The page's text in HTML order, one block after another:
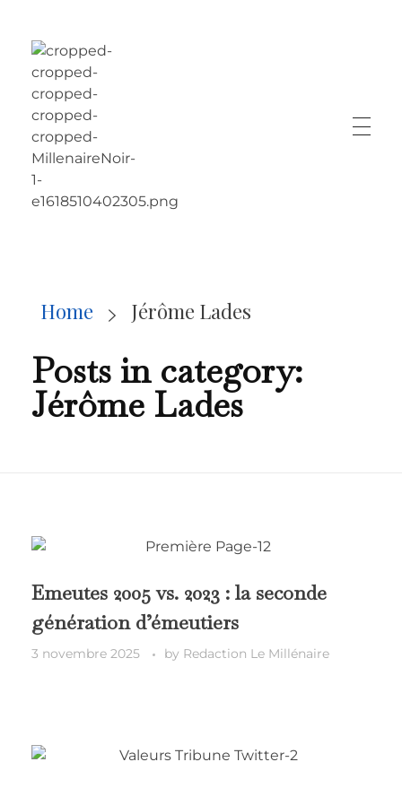
Home Jérôme Lades
Posts in category:
Jérôme Lades
Emeutes 2005 vs. 2023 : la seconde
génération d’émeutiers
3 novembre 2025 by Redaction Le Millénaire